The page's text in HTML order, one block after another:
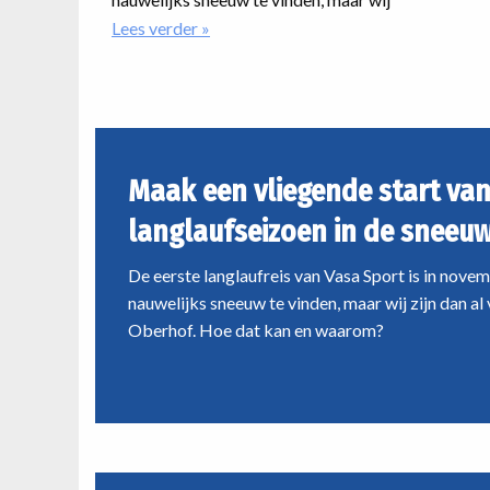
zijn dan al volop aan het langlaufen in
Lees verder over
start
langlaufseizoen
in
de
sneeuwhal
past.
Maak een vliegende start
langlaufseizoen in de
De eerste langlaufreis van Vasa Sport is in
nauwelijks sneeuw te vinden, maar wij zijn dan
Oberhof. Hoe dat kan en waarom?